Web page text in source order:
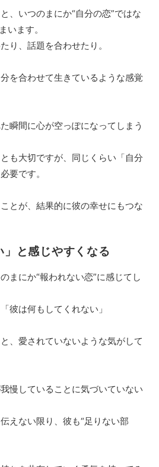
、いつのまにか“自分の恋”ではな
います。
り、話題を合わせたり。
を合わせて生きているような感覚
瞬間に心が空っぽになってしまう
も大切ですが、同じくらい「自分
要です。
とが、結果的に彼の幸せにもつな
」と感じやすくなる
まにか“報われない恋”に感じてし
彼は何もしてくれない」
、愛されていないような気がして
慢していることに気づいていない
えない限り、彼も“足りない部